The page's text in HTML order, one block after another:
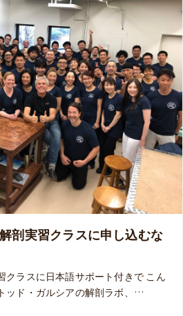
日にライブ配信となるDr.エミリー・
ビナー「アスレチックアーチ:足底
性、パワーを生み出すのか」で
ングをはじめとするパフォーマンス
チ構造、足底腱膜から全身のファ
役割を果たすのかを、構造と感覚
してくれます。🏃🏻‍♀️‍➡️ さらに、弾性
るのか？豊富な実技を使って、よ
「わかりやすくて使いこなせる」
なし！⚡ 様々なスポーツを楽しむ
ーマンスと効率性を高めたいと思
をはじめとするアスリートの指導
、いつまでもカンガルーのように楽
いと思っている方、全ての皆さん
なると思います。🦘 このウェビナ
Dr.エミリーのMOVEPRO「アーチ
なぜ起こるのか その原因と解決
だくと両クラス共に15%オフが適
（日）11:00まで。 MOVEPROウ
ビデオ付きですからライブで参加
剖実習クラスに申し込むな
ラスに日本語サポート付きで こん
ド・ガルシアの解剖ラボ、
において、アナトミ